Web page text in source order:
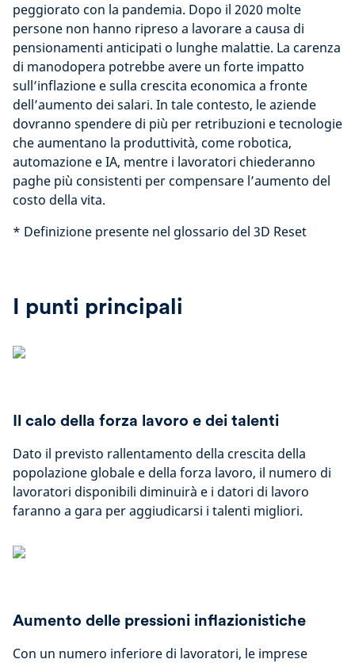
peggiorato con la pandemia. Dopo il 2020 molte
persone non hanno ripreso a lavorare a causa di
pensionamenti anticipati o lunghe malattie. La carenza
di manodopera potrebbe avere un forte impatto
sull’inflazione e sulla crescita economica a fronte
dell’aumento dei salari. In tale contesto, le aziende
dovranno spendere di più per retribuzioni e tecnologie
che aumentano la produttività, come robotica,
automazione e IA, mentre i lavoratori chiederanno
paghe più consistenti per compensare l’aumento del
costo della vita.
* Definizione presente nel glossario del 3D Reset
I punti principali
Il calo della forza lavoro e dei talenti
Dato il previsto rallentamento della crescita della
popolazione globale e della forza lavoro, il numero di
lavoratori disponibili diminuirà e i datori di lavoro
faranno a gara per aggiudicarsi i talenti migliori.
Aumento delle pressioni inflazionistiche
Con un numero inferiore di lavoratori, le imprese